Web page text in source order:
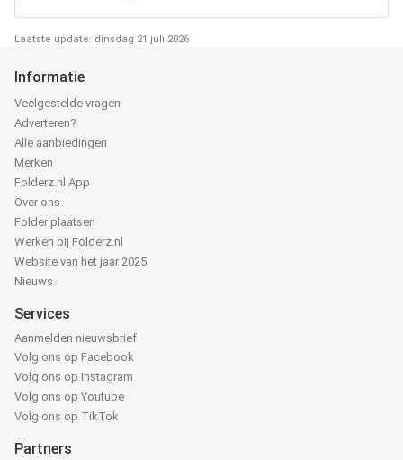
Laatste update: dinsdag 21 juli 2026
Informatie
Veelgestelde vragen
Adverteren?
Alle aanbiedingen
Merken
Folderz.nl App
Over ons
Folder plaatsen
Werken bij Folderz.nl
Website van het jaar 2025
Nieuws
Services
Aanmelden nieuwsbrief
Volg ons op Facebook
Volg ons op Instagram
Volg ons op Youtube
Volg ons op TikTok
Partners